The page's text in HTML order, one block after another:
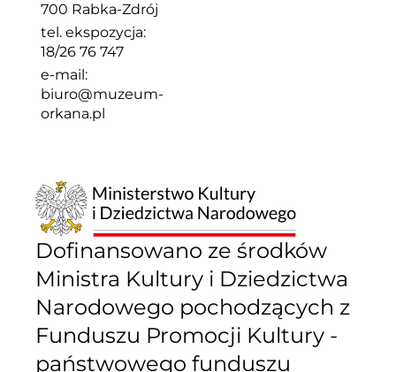
700 Rabka-Zdrój
tel. ekspozycja:
18/26 76 747
e-mail:
biuro@muzeum-
orkana.pl
Dofinansowano ze środków
Ministra Kultury i Dziedzictwa
Narodowego pochodzących z
Funduszu Promocji Kultury -
państwowego funduszu